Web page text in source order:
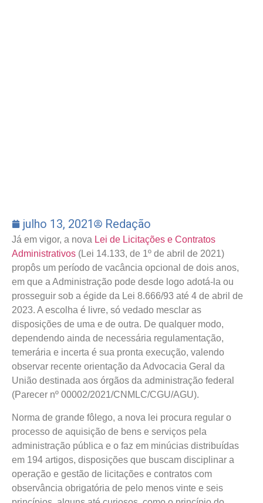
julho 13, 2021 Redação
Já em vigor, a nova Lei de Licitações e Contratos
Administrativos (Lei 14.133, de 1º de abril de 2021)
propôs um período de vacância opcional de dois anos,
em que a Administração pode desde logo adotá-la ou
prosseguir sob a égide da Lei 8.666/93 até 4 de abril de
2023. A escolha é livre, só vedado mesclar as
disposições de uma e de outra. De qualquer modo,
dependendo ainda de necessária regulamentação,
temerária e incerta é sua pronta execução, valendo
observar recente orientação da Advocacia Geral da
União destinada aos órgãos da administração federal
(Parecer nº 00002/2021/CNMLC/CGU/AGU).
Norma de grande fôlego, a nova lei procura regular o
processo de aquisição de bens e serviços pela
administração pública e o faz em minúcias distribuídas
em 194 artigos, disposições que buscam disciplinar a
operação e gestão de licitações e contratos com
observância obrigatória de pelo menos vinte e seis